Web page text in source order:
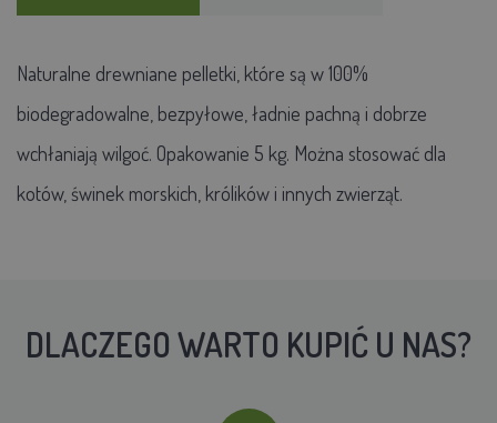
Naturalne drewniane pelletki, które są w 100%
biodegradowalne, bezpyłowe, ładnie pachną i dobrze
wchłaniają wilgoć. Opakowanie 5 kg. Można stosować dla
kotów, świnek morskich, królików i innych zwierząt.
DLACZEGO WARTO KUPIĆ U NAS?